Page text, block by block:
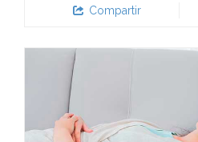
Compartir